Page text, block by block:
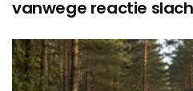
vanwege reactie